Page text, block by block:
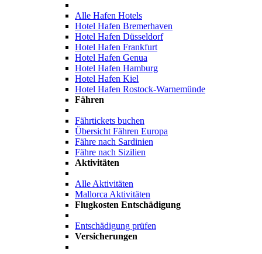
Alle Hafen Hotels
Hotel Hafen Bremerhaven
Hotel Hafen Düsseldorf
Hotel Hafen Frankfurt
Hotel Hafen Genua
Hotel Hafen Hamburg
Hotel Hafen Kiel
Hotel Hafen Rostock-Warnemünde
Fähren
Fährtickets buchen
Übersicht Fähren Europa
Fähre nach Sardinien
Fähre nach Sizilien
Aktivitäten
Alle Aktivitäten
Mallorca Aktivitäten
Flugkosten Entschädigung
Entschädigung prüfen
Versicherungen